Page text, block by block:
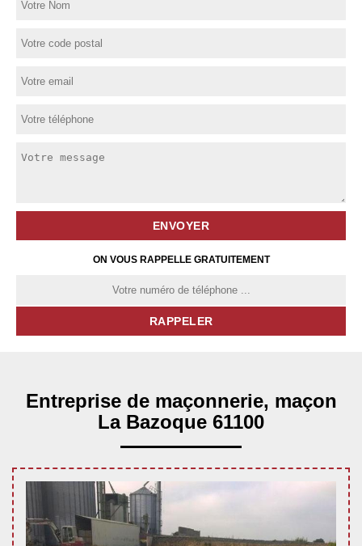
ON VOUS RAPPELLE GRATUITEMENT
Entreprise de maçonnerie, maçon
La Bazoque 61100